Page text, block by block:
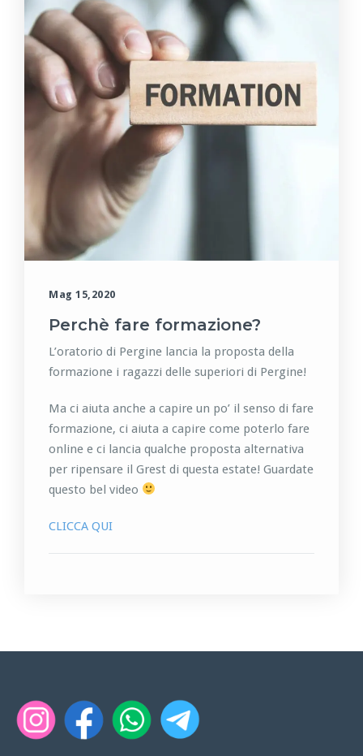
Mag 15,2020
Perchè fare formazione?
L’oratorio di Pergine lancia la proposta della
formazione i ragazzi delle superiori di Pergine!
Ma ci aiuta anche a capire un po’ il senso di fare
formazione, ci aiuta a capire come poterlo fare
online e ci lancia qualche proposta alternativa
per ripensare il Grest di questa estate! Guardate
questo bel video
CLICCA QUI